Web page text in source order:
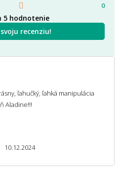
5 hodnotenie
recenziu!
0
ľahučký, ľahká manipulácia
Aladine!!!
10.12.2024